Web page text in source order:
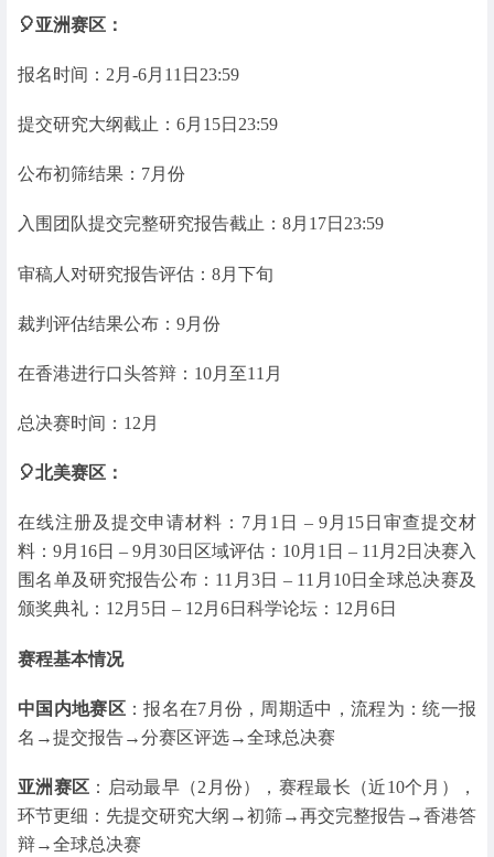
🎈亚洲赛区：
报名时间：2月-6月11日23:59
提交研究大纲截止：6月15日23:59
公布初筛结果：7月份
入围团队提交完整研究报告截止：8月17日23:59
审稿人对研究报告评估：8月下旬
裁判评估结果公布：9月份
在香港进行口头答辩：10月至11月
总决赛时间：12月
🎈北美赛区：
在线注册及提交申请材料：7月1日 – 9月15日审查提交材
料：9月16日 – 9月30日区域评估：10月1日 – 11月2日决赛入
围名单及研究报告公布：11月3日 – 11月10日全球总决赛及
颁奖典礼：12月5日 – 12月6日科学论坛：12月6日
赛程基本情况
中国内地赛区：报名在7月份，周期适中，流程为：统一报
名→提交报告→分赛区评选→全球总决赛
亚洲赛区 ：启动最早（2月份），赛程最长（近10个月），
环节更细：先提交研究大纲→初筛→再交完整报告→香港答
辩→全球总决赛